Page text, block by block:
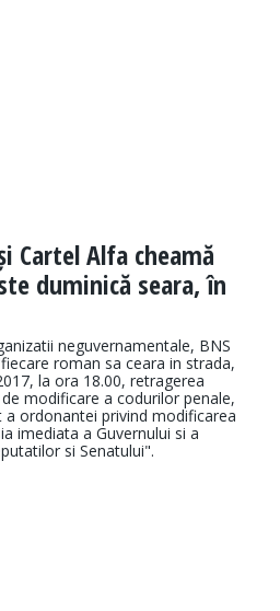
Cartel Alfa cheamă
duminică seara, în
neguvernamentale, BNS
roman sa ceara in strada,
la ora 18.00, retragerea
modificare a codurilor penale,
a ordonantei privind modificarea
imediata a Guvernului si a
si Senatului".